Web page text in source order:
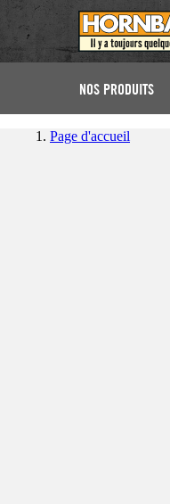
NOS PRODUITS
Page d'accueil